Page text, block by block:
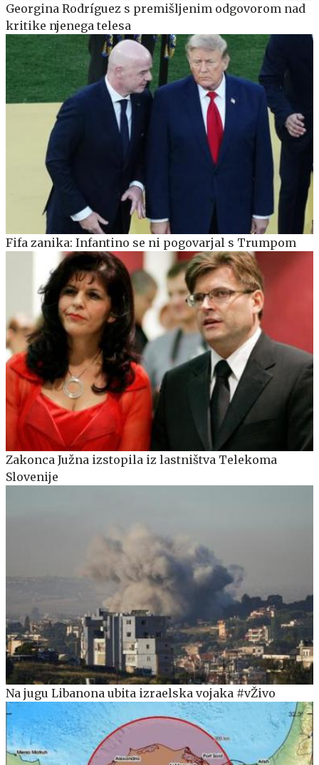
Georgina Rodríguez s premišljenim odgovorom nad
kritike njenega telesa
Fifa zanika: Infantino se ni pogovarjal s Trumpom
Zakonca Južna izstopila iz lastništva Telekoma
Slovenije
Na jugu Libanona ubita izraelska vojaka #vŽivo